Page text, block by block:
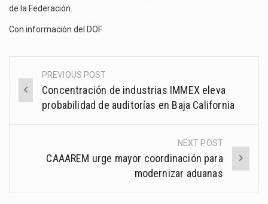
de la Federación.
Con información del DOF
Post
navigation
PREVIOUS POST
Concentración de industrias IMMEX eleva
probabilidad de auditorías en Baja California
NEXT POST
CAAAREM urge mayor coordinación para
modernizar aduanas